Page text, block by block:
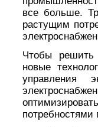
все больше.
растущим
Чтобы решить
новые
управления
потребностями